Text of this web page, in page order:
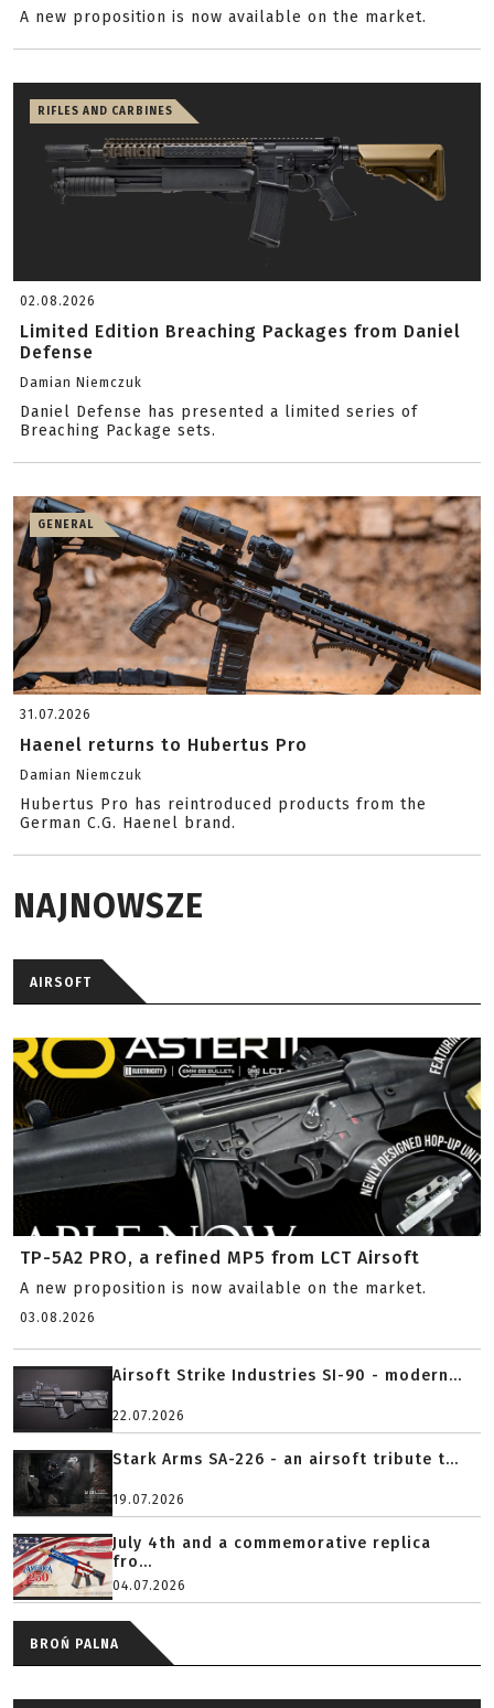
A new proposition is now available on the market.
RIFLES AND CARBINES
02.08.2026
Limited Edition Breaching Packages from Daniel
Defense
Damian Niemczuk
Daniel Defense has presented a limited series of
Breaching Package sets.
GENERAL
31.07.2026
Haenel returns to Hubertus Pro
Damian Niemczuk
Hubertus Pro has reintroduced products from the
German C.G. Haenel brand.
NAJNOWSZE
AIRSOFT
TP-5A2 PRO, a refined MP5 from LCT Airsoft
A new proposition is now available on the market.
03.08.2026
Airsoft Strike Industries SI-90 - modern...
22.07.2026
Stark Arms SA-226 - an airsoft tribute t...
19.07.2026
July 4th and a commemorative replica
fro...
04.07.2026
BROŃ PALNA